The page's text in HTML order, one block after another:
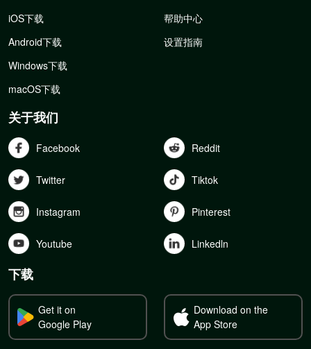
iOS下载
Android下载
Windows下载
macOS下载
帮助中心
设置指南
关于我们
Facebook Reddit
Twitter Tiktok
Instagram Pinterest
Youtube Linkedln
下载
Get it on
Google Play
Download on the
App Store